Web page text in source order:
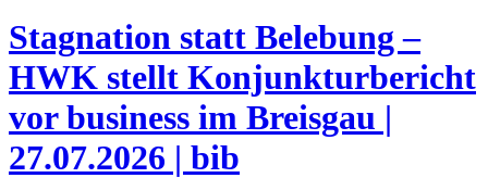
Stagnation statt Belebung –
HWK stellt Konjunkturbericht
vorbusiness im Breisgau |
27.07.2026 | bib